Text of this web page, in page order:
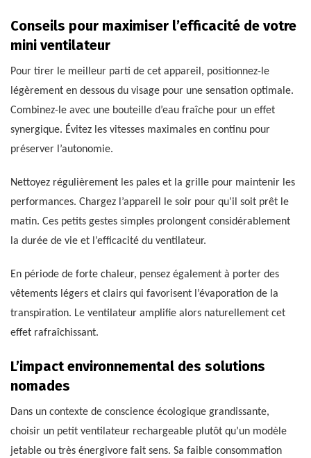
Conseils pour maximiser l’efficacité de votre
mini ventilateur
Pour tirer le meilleur parti de cet appareil, positionnez-le
légèrement en dessous du visage pour une sensation optimale.
Combinez-le avec une bouteille d’eau fraîche pour un effet
synergique. Évitez les vitesses maximales en continu pour
préserver l’autonomie.
Nettoyez régulièrement les pales et la grille pour maintenir les
performances. Chargez l’appareil le soir pour qu’il soit prêt le
matin. Ces petits gestes simples prolongent considérablement
la durée de vie et l’efficacité du ventilateur.
En période de forte chaleur, pensez également à porter des
vêtements légers et clairs qui favorisent l’évaporation de la
transpiration. Le ventilateur amplifie alors naturellement cet
effet rafraîchissant.
L’impact environnemental des solutions
nomades
Dans un contexte de conscience écologique grandissante,
choisir un petit ventilateur rechargeable plutôt qu’un modèle
jetable ou très énergivore fait sens. Sa faible consommation